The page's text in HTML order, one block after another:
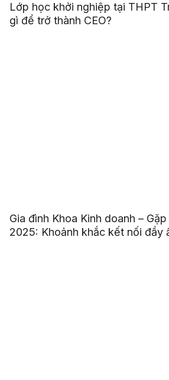
Lớp học khởi nghiệp tại THPT
gì để trở thành CEO?
Gia đình Khoa Kinh doanh –
2025: Khoảnh khắc kết nối đầy